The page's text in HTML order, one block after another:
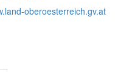
oberoesterreich.gv.at